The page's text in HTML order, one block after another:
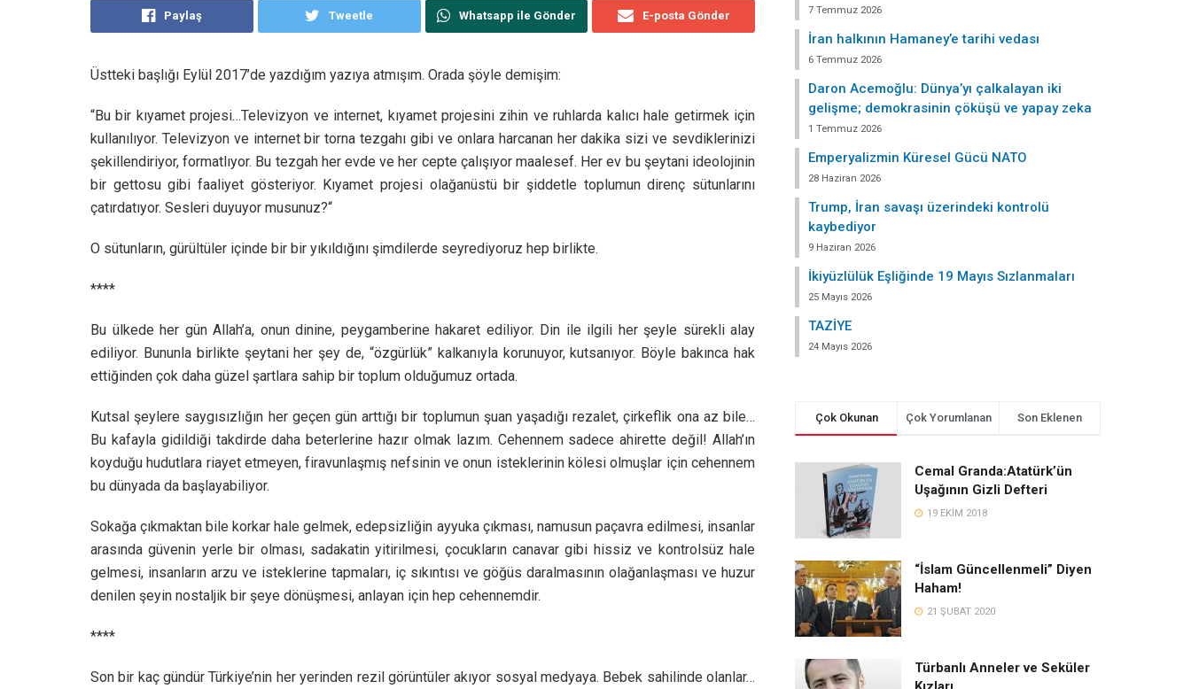
Paylaş Tweetle Whatsapp ile Gönder E-posta Gönder
Üstteki başlığı Eylül 2017’de yazdığım yazıya atmışım. Orada şöyle demişim:
“Bu bir kıyamet projesi…Televizyon ve internet, kıyamet projesini zihin ve ruhlarda kalıcı hale getirmek için
kullanılıyor. Televizyon ve internet bir torna tezgahı gibi ve onlara harcanan her dakika sizi ve sevdiklerinizi
şekillendiriyor, formatlıyor. Bu tezgah her evde ve her cepte çalışıyor maalesef. Her ev bu şeytani ideolojinin
bir gettosu gibi faaliyet gösteriyor. Kıyamet projesi olağanüstü bir şiddetle toplumun direnç sütunlarını
çatırdatıyor. Sesleri duyuyor musunuz?“
O sütunların, gürültüler içinde bir bir yıkıldığını şimdilerde seyrediyoruz hep birlikte.
****
Bu ülkede her gün Allah’a, onun dinine, peygamberine hakaret ediliyor. Din ile ilgili her şeyle sürekli alay
ediliyor. Bununla birlikte şeytani her şey de, “özgürlük” kalkanıyla korunuyor, kutsanıyor. Böyle bakınca hak
ettiğinden çok daha güzel şartlara sahip bir toplum olduğumuz ortada.
Kutsal şeylere saygısızlığın her geçen gün arttığı bir toplumun şuan yaşadığı rezalet, çirkeflik ona az bile…
Bu kafayla gidildiği takdirde daha beterlerine hazır olmak lazım. Cehennem sadece ahirette değil! Allah’ın
koyduğu hudutlara riayet etmeyen, firavunlaşmış nefsinin ve onun isteklerinin kölesi olmuşlar için cehennem
bu dünyada da başlayabiliyor.
Sokağa çıkmaktan bile korkar hale gelmek, edepsizliğin ayyuka çıkması, namusun paçavra edilmesi, insanlar
arasında güvenin yerle bir olması, sadakatin yitirilmesi, çocukların canavar gibi hissiz ve kontrolsüz hale
gelmesi, insanların arzu ve isteklerine tapmaları, iç sıkıntısı ve göğüs daralmasının olağanlaşması ve huzur
denilen şeyin nostaljik bir şeye dönüşmesi, anlayan için hep cehennemdir.
****
Son bir kaç gündür Türkiye’nin her yerinden rezil görüntüler akıyor sosyal medyaya. Bebek sahilinde olanlar…
7 Temmuz 2026
İran halkının Hamaney’e tarihi vedası
6 Temmuz 2026
Daron Acemoğlu: Dünya’yı çalkalayan iki
gelişme; demokrasinin çöküşü ve yapay zeka
1 Temmuz 2026
Emperyalizmin Küresel Gücü NATO
28 Haziran 2026
Trump, İran savaşı üzerindeki kontrolü
kaybediyor
9 Haziran 2026
İkiyüzlülük Eşliğinde 19 Mayıs Sızlanmaları
25 Mayıs 2026
TAZİYE
24 Mayıs 2026
Çok Okunan Çok Yorumlanan Son Eklenen
Cemal Granda:Atatürk’ün
Uşağının Gizli Defteri
19 EKIM 2018
“İslam Güncellenmeli” Diyen
Haham!
21 ŞUBAT 2020
Türbanlı Anneler ve Seküler